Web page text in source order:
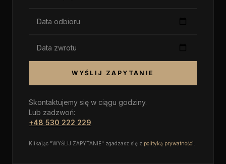
Data odbioru
Data zwrotu
WYŚLIJ ZAPYTANIE
Skontaktujemy się w ciągu godziny.
Lub zadzwoń:
+48 530 222 229
Klikając "WYŚLIJ ZAPYTANIE" zgadzasz się z polityką prywatności